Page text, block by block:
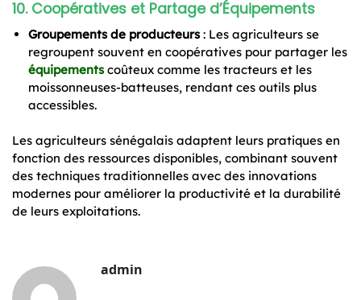
10. Coopératives et Partage d’Équipements
Groupements de producteurs: Les agriculteurs se
regroupent souvent en coopératives pour partager les
équipementscoûteux comme les tracteurs et les
moissonneuses-batteuses, rendant ces outils plus
accessibles.
Les agriculteurs sénégalais adaptent leurs pratiques en
fonction des ressources disponibles, combinant souvent
des techniques traditionnelles avec des innovations
modernes pour améliorer la productivité et la durabilité
de leurs exploitations.
admin